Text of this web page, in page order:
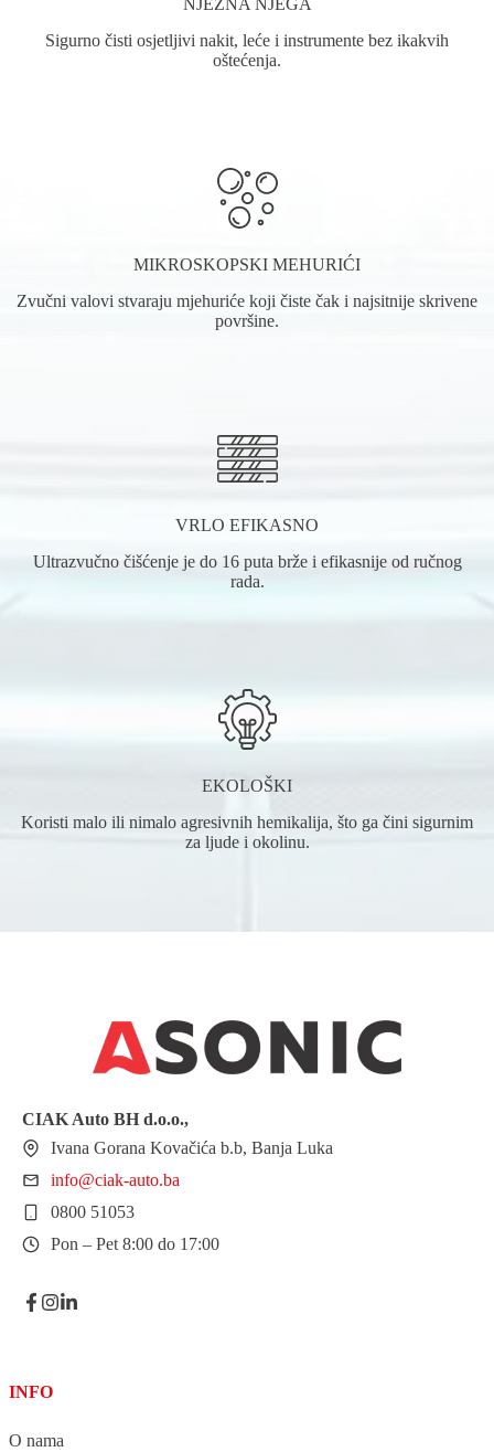
NJEŽNA NJEGA
Sigurno čisti osjetljivi nakit, leće i instrumente bez ikakvih
oštećenja.
MIKROSKOPSKI MEHURIĆI
Zvučni valovi stvaraju mjehuriće koji čiste čak i najsitnije skrivene
površine.
VRLO EFIKASNO
Ultrazvučno čišćenje je do 16 puta brže i efikasnije od ručnog
rada.
EKOLOŠKI
Koristi malo ili nimalo agresivnih hemikalija, što ga čini sigurnim
za ljude i okolinu.
CIAK Auto BH d.o.o.,
Ivana Gorana Kovačića b.b, Banja Luka
info@ciak-auto.ba
0800 51053
Pon – Pet 8:00 do 17:00
INFO
O nama